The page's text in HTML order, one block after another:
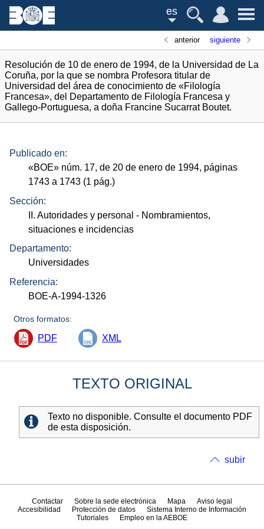
es
anterior siguiente
Resolución de 10 de enero de 1994, de la Universidad de La
Coruña, por la que se nombra Profesora titular de
Universidad del área de conocimiento de «Filología
Francesa», del Departamento de Filología Francesa y
Gallego-Portuguesa, a doña Francine Sucarrat Boutet.
Publicado en:
«BOE» núm. 17, de 20 de enero de 1994, páginas
1743 a 1743 (1 pág.)
Sección:
II. Autoridades y personal - Nombramientos,
situaciones e incidencias
Departamento:
Universidades
Referencia:
BOE-A-1994-1326
Otros formatos:
PDF XML
TEXTO ORIGINAL
Texto no disponible. Consulte el documento PDF
de esta disposición.
subir
Contactar Sobre la sede electrónica Mapa
Aviso legal
Accesibilidad
Protección de datos
Sistema Interno de Información
Tutoriales
Empleo en la AEBOE